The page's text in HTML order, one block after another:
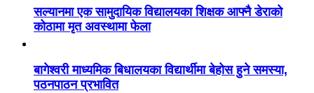
सल्यानमा एक सामुदायिक विद्यालयका शिक्षक आफ्नै डेराको
कोठामा मृत अवस्थामा फेला
बागेश्वरी माध्यमिक बिधालयका विद्यार्थीमा बेहोस हुने समस्या,
पठनपाठन प्रभावित